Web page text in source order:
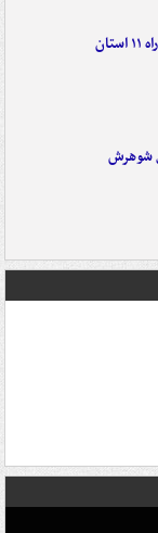
شوهرش